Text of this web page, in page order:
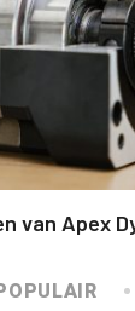
van Apex